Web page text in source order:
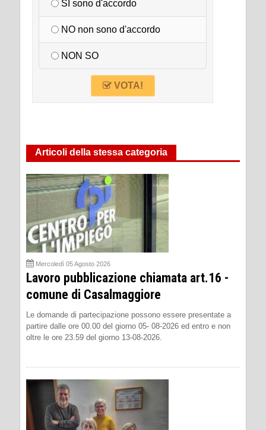
SI sono d'accordo
NO non sono d'accordo
NON SO
VOTA!
Articoli della stessa categoria
Mercoledì 05 Agosto 2026
Lavoro pubblicazione chiamata art.16 -
comune di Casalmaggiore
Le domande di partecipazione possono essere presentate a
partire dalle ore 00.00 del giorno 05- 08-2026 ed entro e non
oltre le ore 23.59 del giorno 13-08-2026.